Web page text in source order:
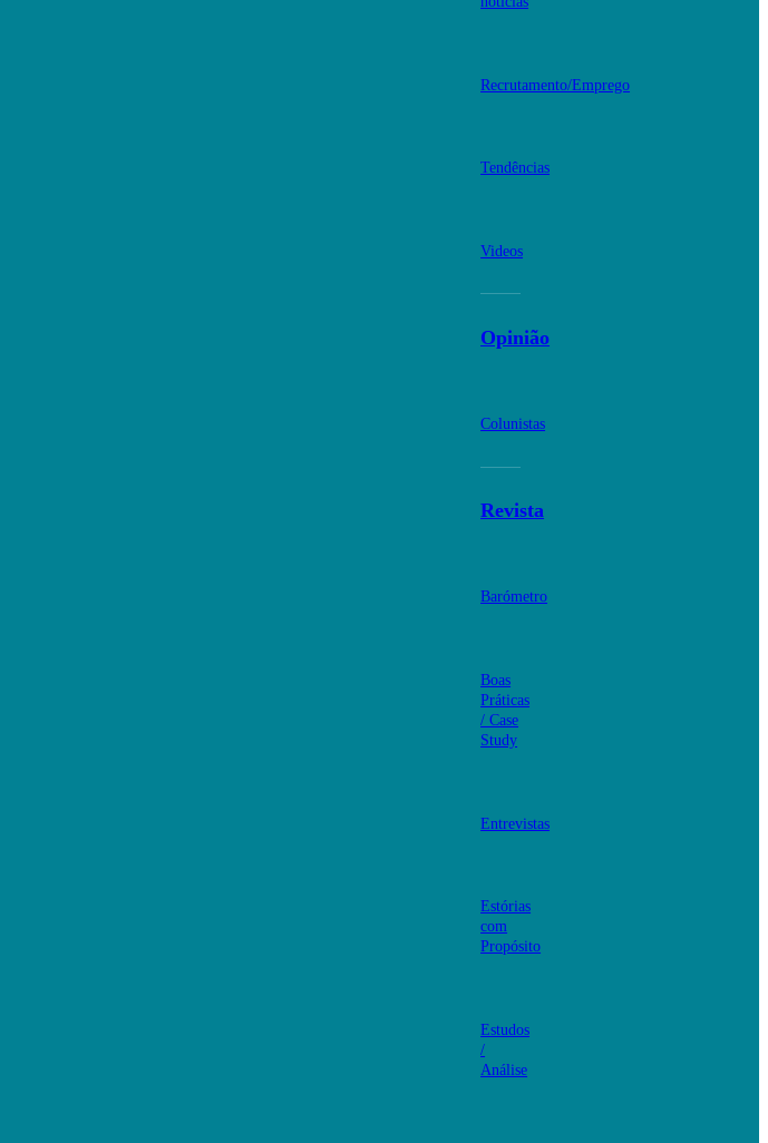
Recrutamento/Emprego
Tendências
Videos
Opinião
Colunistas
Revista
Barómetro
Boas
Práticas
/ Case
Study
Entrevistas
Estórias
com
Propósito
Estudos
/
Análise